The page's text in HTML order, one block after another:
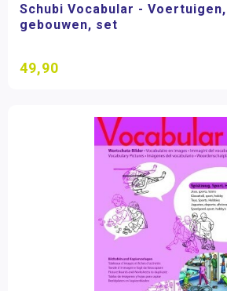
Schubi Vocabular -
gebouwen, set
49,90